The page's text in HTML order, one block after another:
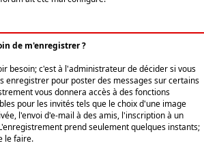
de m'enregistrer ?
besoin; c'est à l'administrateur de décider si vous
enregistrer pour poster des messages sur certains
vous donnera accès à des fonctions
pour les invités tels que le choix d'une image
l'envoi d'e-mail à des amis, l'inscription à un
prend seulement quelques instants;
le faire.